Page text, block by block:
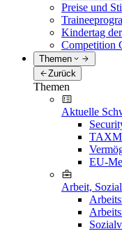
Preise und
Kindertag
Competition
Themen
Zurück
Themen
Aktuelle
EU-
Arbeit,